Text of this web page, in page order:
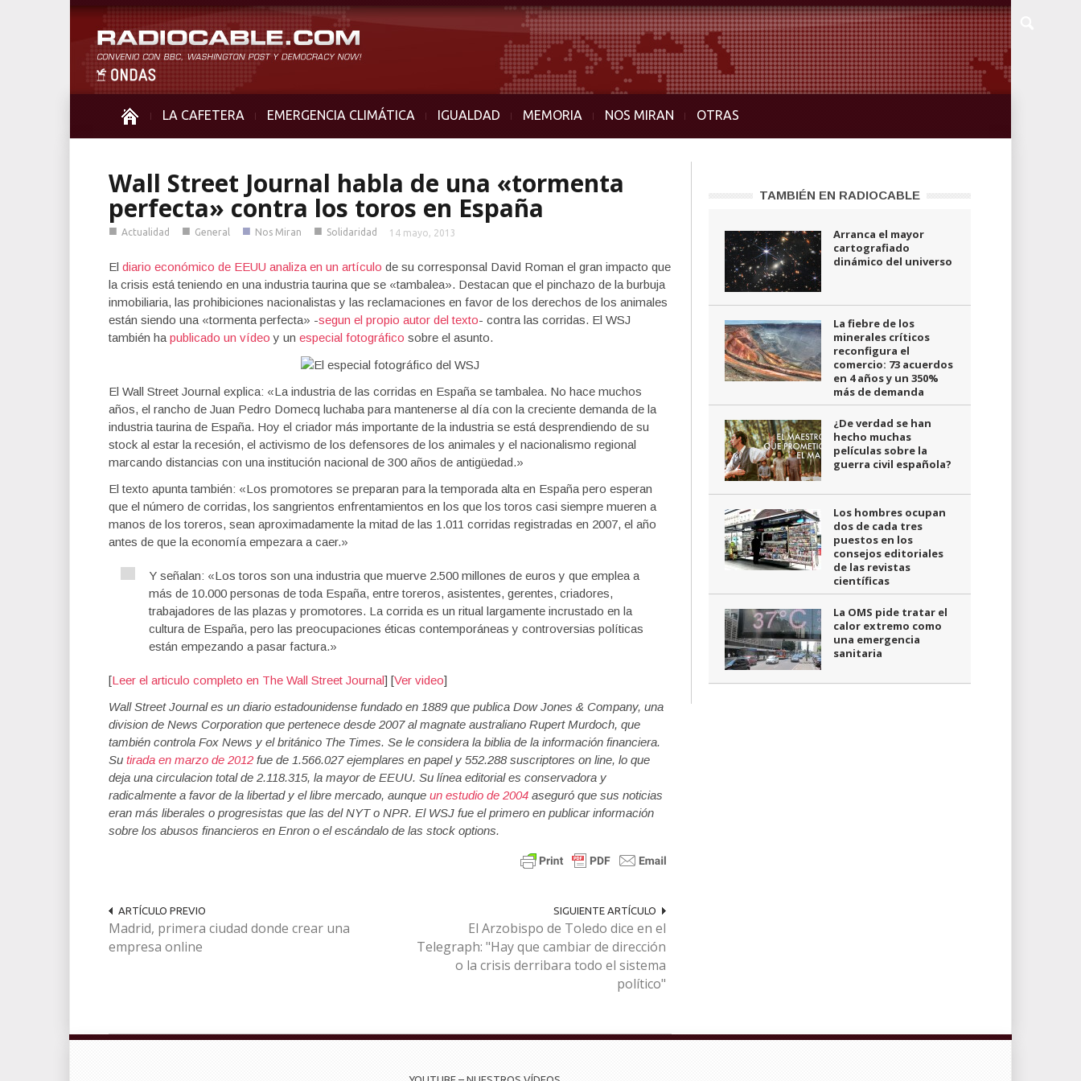
LA CAFETERA EMERGENCIA CLIMÁTICA IGUALDAD MEMORIA NOS MIRAN OTRAS
Wall Street Journal habla de una «tormenta
perfecta» contra los toros en España
■ Actualidad ■ General ■ Nos Miran ■ Solidaridad 14 mayo, 2013
El diario económico de EEUU analiza en un artículo de su corresponsal David Roman el gran impacto que
la crisis está teniendo en una industria taurina que se «tambalea». Destacan que el pinchazo de la burbuja
inmobiliaria, las prohibiciones nacionalistas y las reclamaciones en favor de los derechos de los animales
están siendo una «tormenta perfecta» -segun el propio autor del texto- contra las corridas. El WSJ
también ha publicado un vídeo y un especial fotográfico sobre el asunto.
El Wall Street Journal explica: «La industria de las corridas en España se tambalea. No hace muchos
años, el rancho de Juan Pedro Domecq luchaba para mantenerse al día con la creciente demanda de la
industria taurina de España. Hoy el criador más importante de la industria se está desprendiendo de su
stock al estar la recesión, el activismo de los defensores de los animales y el nacionalismo regional
marcando distancias con una institución nacional de 300 años de antigüedad.»
El texto apunta también: «Los promotores se preparan para la temporada alta en España pero esperan
que el número de corridas, los sangrientos enfrentamientos en los que los toros casi siempre mueren a
manos de los toreros, sean aproximadamente la mitad de las 1.011 corridas registradas en 2007, el año
antes de que la economía empezara a caer.»
Y señalan: «Los toros son una industria que muerve 2.500 millones de euros y que emplea a
más de 10.000 personas de toda España, entre toreros, asistentes, gerentes, criadores,
trabajadores de las plazas y promotores. La corrida es un ritual largamente incrustado en la
cultura de España, pero las preocupaciones éticas contemporáneas y controversias políticas
están empezando a pasar factura.»
[Leer el articulo completo en The Wall Street Journal] [Ver video]
Wall Street Journal es un diario estadounidense fundado en 1889 que publica Dow Jones & Company, una
division de News Corporation que pertenece desde 2007 al magnate australiano Rupert Murdoch, que
también controla Fox News y el británico The Times. Se le considera la biblia de la información financiera.
Su tirada en marzo de 2012 fue de 1.566.027 ejemplares en papel y 552.288 suscriptores on line, lo que
deja una circulacion total de 2.118.315, la mayor de EEUU. Su línea editorial es conservadora y
radicalmente a favor de la libertad y el libre mercado, aunque un estudio de 2004 aseguró que sus noticias
eran más liberales o progresistas que las del NYT o NPR. El WSJ fue el primero en publicar información
sobre los abusos financieros en Enron o el escándalo de las stock options.
ARTÍCULO PREVIO
Madrid, primera ciudad donde crear una
empresa online
SIGUIENTE ARTÍCULO
El Arzobispo de Toledo dice en el
Telegraph: "Hay que cambiar de dirección
o la crisis derribara todo el sistema
político"
TAMBIÉN EN RADIOCABLE
Arranca el mayor
cartografiado
dinámico del universo
La fiebre de los
minerales críticos
reconfigura el
comercio: 73 acuerdos
en 4 años y un 350%
más de demanda
¿De verdad se han
hecho muchas
películas sobre la
guerra civil española?
Los hombres ocupan
dos de cada tres
puestos en los
consejos editoriales
de las revistas
científicas
La OMS pide tratar el
calor extremo como
una emergencia
sanitaria